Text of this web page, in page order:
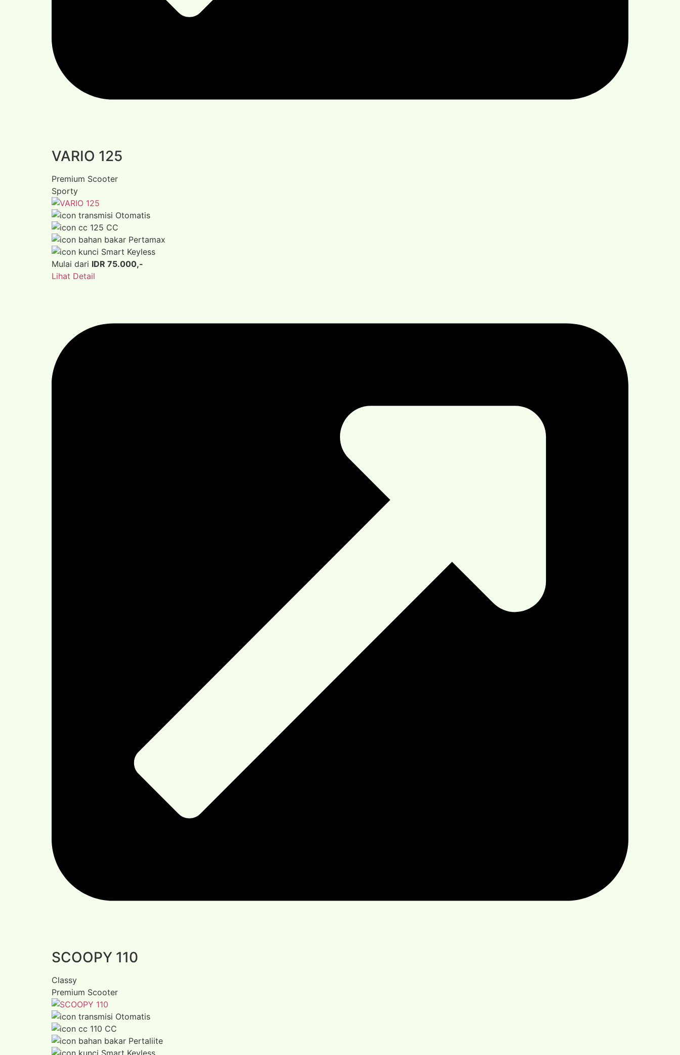
VARIO 125
Premium Scooter
Sporty
Otomatis
125 CC
Pertamax
Smart Keyless
Mulai dari IDR 75.000,-
Lihat Detail
SCOOPY 110
Classy
Premium Scooter
Otomatis
110 CC
Pertaliite
Smart Keyless